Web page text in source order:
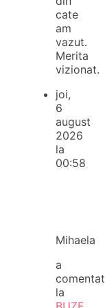
cate
am
vazut.
Merita
vizionat.
joi,
6
august
2026
la
00:58
Mihaela
a
comentat
la